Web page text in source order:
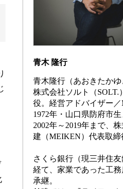
青木 隆行
青木隆行（あおきたかゆ
株式会社ソルト（SOLT.）
役。経営アドバイザー／
1972年・山口県防府市生
2002年～ 2019年まで、
建（MEIKEN）代表取締
さくら銀行（現三井住
経て、家業であった工
承継。